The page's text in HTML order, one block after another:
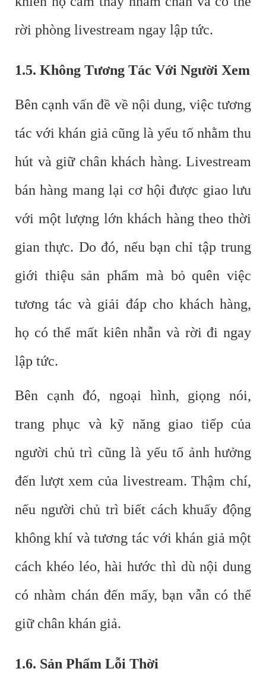
rời phòng livestream ngay lập tức.
1.5. Không Tương Tác Với Người Xem
Bên cạnh vấn đề về nội dung, việc tương
tác với khán giả cũng là yếu tố nhằm thu
hút và giữ chân khách hàng. Livestream
bán hàng mang lại cơ hội được giao lưu
với một lượng lớn khách hàng theo thời
gian thực. Do đó, nếu bạn chỉ tập trung
giới thiệu sản phẩm mà bỏ quên việc
tương tác và giải đáp cho khách hàng,
họ có thể mất kiên nhẫn và rời đi ngay
lập tức.
Bên cạnh đó, ngoại hình, giọng nói,
trang phục và kỹ năng giao tiếp của
người chủ trì cũng là yếu tố ảnh hưởng
đến lượt xem của livestream. Thậm chí,
nếu người chủ trì biết cách khuấy động
không khí và tương tác với khán giả một
cách khéo léo, hài hước thì dù nội dung
có nhàm chán đến mấy, bạn vẫn có thể
giữ chân khán giả.
1.6. Sản Phẩm Lỗi Thời